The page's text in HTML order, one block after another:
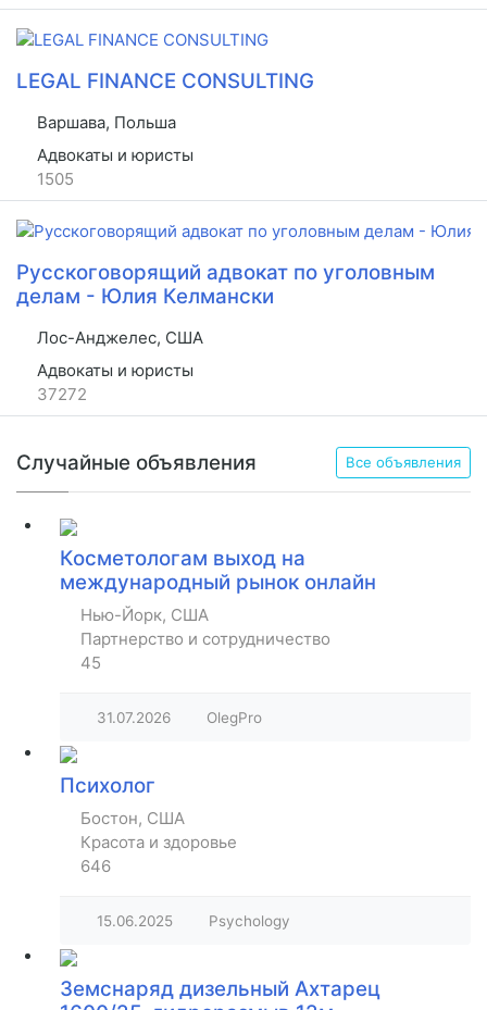
LEGAL FINANCE CONSULTING
Варшава, Польша
Адвокаты и юристы
1505
Русскоговорящий адвокат по уголовным
делам - Юлия Келмански
Лос-Анджелес, США
Адвокаты и юристы
37272
Случайные объявления Все объявления
Косметологам выход на
международный рынок онлайн
Нью-Йорк, США
Партнерство и сотрудничество
45
31.07.2026 OlegPro
Психолог
Бостон, США
Красота и здоровье
646
15.06.2025 Psychology
Земснаряд дизельный Ахтарец